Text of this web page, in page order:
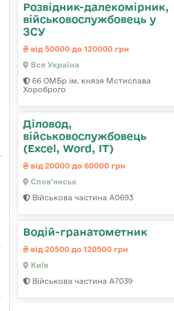
Розвідник-далекомірник,
військовослужбовець у
ЗСУ
від 50000 до 120000 грн
Вся Україна
66 ОМБр ім. князя Мстислава
Хороброго
Діловод,
військовослужбовець
(Excel, Word, IT)
від 20000 до 60000 грн
Слов'янськ
Військова частина А0693
Водій-гранатометник
від 20500 до 120500 грн
Київ
Військова частина А7039